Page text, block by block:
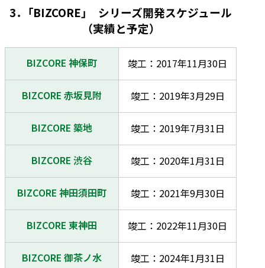
3．「BIZCORE」 シリーズ開発スケジュール
（実績と予定）
BIZCORE 神保町 竣工：2017年11月30日
BIZCORE 赤坂見附 竣工：2019年3月29日
BIZCORE 築地 竣工：2019年7月31日
BIZCORE 渋谷 竣工：2020年1月31日
BIZCORE 神田須田町 竣工：2021年9月30日
BIZCORE 東神田 竣工：2022年11月30日
BIZCORE 御茶ノ水 竣工：2024年1月31日